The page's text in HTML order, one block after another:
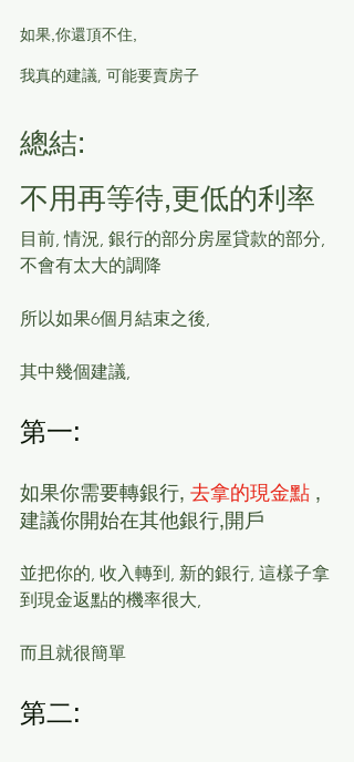
如果,你還頂不住,
我真的建議, 可能要賣房子
總結:
不用再等待,更低的利率
目前, 情況, 銀行的部分房屋貸款的部分,
不會有太大的調降
所以如果6個月結束之後,
其中幾個建議,
第一:
如果你需要轉銀行, 去拿的現金點 ,
建議你開始在其他銀行,開戶
並把你的, 收入轉到, 新的銀行, 這樣子拿
到現金返點的機率很大,
而且就很簡單
第二: